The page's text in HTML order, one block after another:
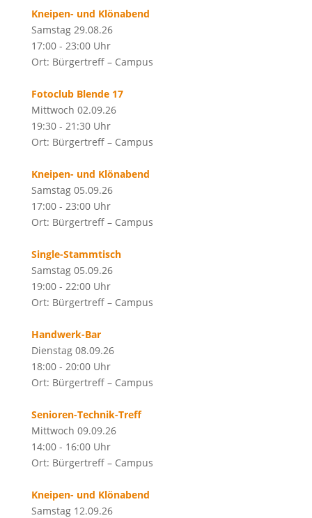
Kneipen- und Klönabend
Samstag 29.08.26
17:00 - 23:00 Uhr
Ort: Bürgertreff – Campus
Fotoclub Blende 17
Mittwoch 02.09.26
19:30 - 21:30 Uhr
Ort: Bürgertreff – Campus
Kneipen- und Klönabend
Samstag 05.09.26
17:00 - 23:00 Uhr
Ort: Bürgertreff – Campus
Single-Stammtisch
Samstag 05.09.26
19:00 - 22:00 Uhr
Ort: Bürgertreff – Campus
Handwerk-Bar
Dienstag 08.09.26
18:00 - 20:00 Uhr
Ort: Bürgertreff – Campus
Senioren-Technik-Treff
Mittwoch 09.09.26
14:00 - 16:00 Uhr
Ort: Bürgertreff – Campus
Kneipen- und Klönabend
Samstag 12.09.26